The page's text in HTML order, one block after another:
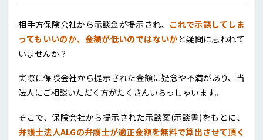
相手方保険会社から示談金が提示され、 これで示談してしま
ってもいいのか、金額が低いのではないかと疑問に思われて
いませんか？
実際に保険会社から提示された金額に疑念や不満があり、当
法人にご相談いただく方がたくさんいらっしゃいます。
そこで、保険会社から提示された示談案(示談書)をもとに、
弁護士法人ALGの弁護士が適正金額を無料で算出させて頂く